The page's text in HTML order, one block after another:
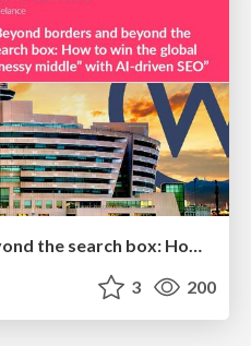
Beyond borders and beyond the search box: How to win the global "messy middle" with AI-driven SEO
3 200